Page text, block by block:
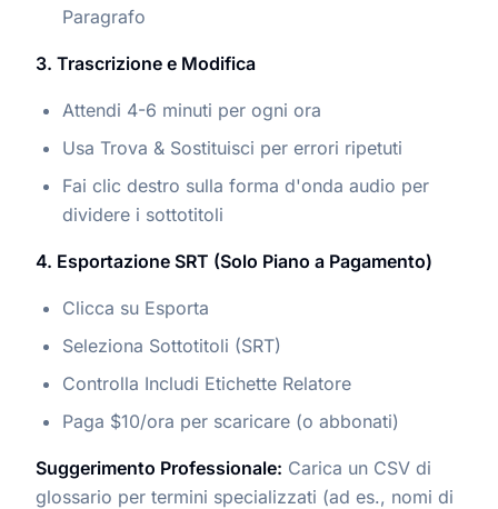
Paragrafo
3. Trascrizione e Modifica
Attendi 4-6 minuti per ogni ora
Usa Trova & Sostituisci per errori ripetuti
Fai clic destro sulla forma d'onda audio per
dividere i sottotitoli
4. Esportazione SRT (Solo Piano a Pagamento)
Clicca su Esporta
Seleziona Sottotitoli (SRT)
Controlla Includi Etichette Relatore
Paga $10/ora per scaricare (o abbonati)
Suggerimento Professionale: Carica un CSV di
glossario per termini specializzati (ad es., nomi di